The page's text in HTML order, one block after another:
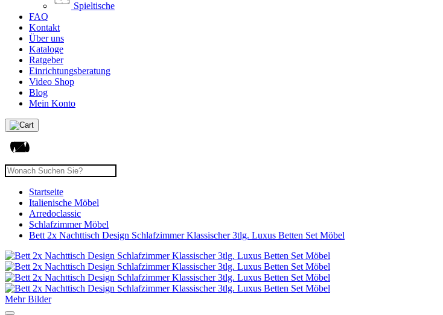
Spieltische
FAQ
Kontakt
Über uns
Kataloge
Ratgeber
Einrichtungsberatung
Video Shop
Blog
Mein Konto
Startseite
Italienische Möbel
Arredoclassic
Schlafzimmer Möbel
Bett 2x Nachttisch Design Schlafzimmer Klassischer 3tlg. Luxus Betten Set Möbel
Mehr Bilder